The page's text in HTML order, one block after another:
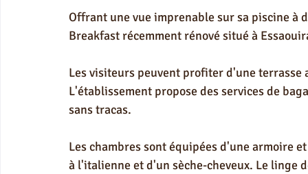
Offrant une vue imprenable sur sa piscine à
Breakfast récemment rénové situé à
Les visiteurs peuvent profiter d'une
L'établissement propose des services de
sans tracas.
Les chambres sont équipées d'une armoire
à l'italienne et d'un sèche-cheveux. Le